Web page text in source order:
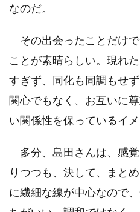
なのだ。
その出会ったことだけ
ことが素晴らしい。現れ
すぎず、同化も同調もせ
関心でもなく、お互いに
い関係性を保っているイメ
多分、島田さんは、感
りつつも、決して、まと
に繊細な線が中心なので